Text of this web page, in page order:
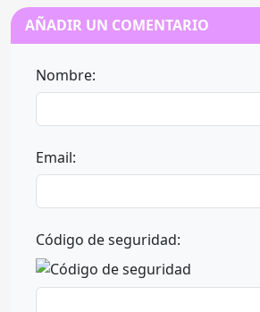
AÑADIR UN COMENTARIO
Nombre:
Email:
Código de seguridad: